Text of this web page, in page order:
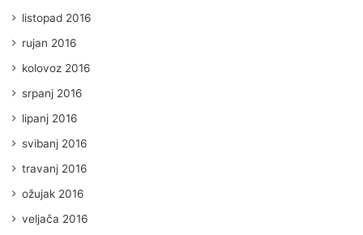
listopad 2016
rujan 2016
kolovoz 2016
srpanj 2016
lipanj 2016
svibanj 2016
travanj 2016
ožujak 2016
veljača 2016